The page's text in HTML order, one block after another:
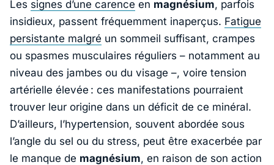
Les signes d’une carence en magnésium, parfois
insidieux, passent fréquemment inaperçus. Fatigue
persistante malgré un sommeil suffisant, crampes
ou spasmes musculaires réguliers – notamment au
niveau des jambes ou du visage –, voire tension
artérielle élevée : ces manifestations pourraient
trouver leur origine dans un déficit de ce minéral.
D’ailleurs, l’hypertension, souvent abordée sous
l’angle du sel ou du stress, peut être exacerbée par
le manque de magnésium, en raison de son action